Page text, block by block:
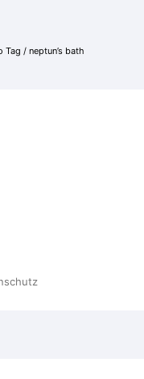
Tag / neptun’s bath